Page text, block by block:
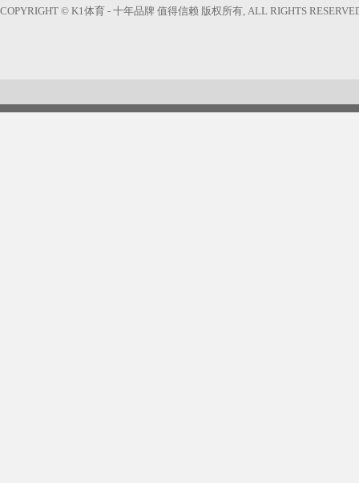
COPYRIGHT © K1体育 - 十年品牌 值得信赖 版权所有, ALL RIGHTS